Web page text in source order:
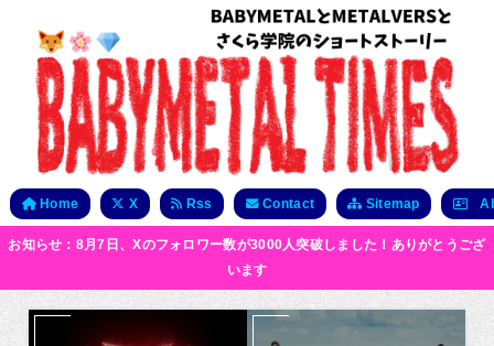
Home X Rss Contact Sitemap
お知らせ：8月7日、Xのフォロワー数が3000人突破しました！ありがとうござ
います